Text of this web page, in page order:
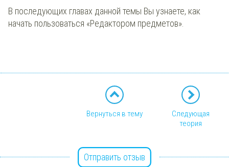
В последующих главах данной темы Вы узнаете, как
начать пользоваться «Редактором предметов».
Вернуться в тему
Следующая
теория
Отправить отзыв